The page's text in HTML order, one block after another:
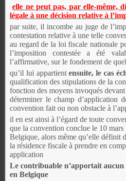
elle ne peut pas, par elle-même,
légale à une décision relative à
par suite, il incombe au juge de
contestation relative à une telle
au regard de la loi fiscale nationale
l’imposition contestée a été
l’affirmative, sur le fondement de
qu’il lui appartientensuite, le cas
qualification des stipulations de la
fonction des moyens invoqués
déterminer le champ d’application
convention fait ou non obstacle à
il en est ainsi à l’égard de toute
que la convention conclue le 10 mars
Belgique, alors même qu’elle définit
la résidence fiscale à prendre en
application
Le contribuable n’apportait aucun
en Belgique